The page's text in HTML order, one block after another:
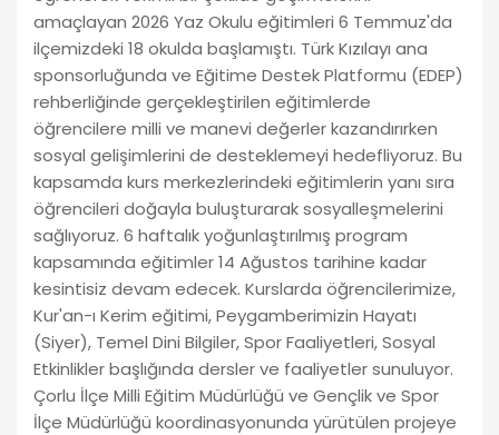
amaçlayan 2026 Yaz Okulu eğitimleri 6 Temmuz'da
ilçemizdeki 18 okulda başlamıştı. Türk Kızılayı ana
sponsorluğunda ve Eğitime Destek Platformu (EDEP)
rehberliğinde gerçekleştirilen eğitimlerde
öğrencilere milli ve manevi değerler kazandırırken
sosyal gelişimlerini de desteklemeyi hedefliyoruz. Bu
kapsamda kurs merkezlerindeki eğitimlerin yanı sıra
öğrencileri doğayla buluşturarak sosyalleşmelerini
sağlıyoruz. 6 haftalık yoğunlaştırılmış program
kapsamında eğitimler 14 Ağustos tarihine kadar
kesintisiz devam edecek. Kurslarda öğrencilerimize,
Kur'an-ı Kerim eğitimi, Peygamberimizin Hayatı
(Siyer), Temel Dini Bilgiler, Spor Faaliyetleri, Sosyal
Etkinlikler başlığında dersler ve faaliyetler sunuluyor.
Çorlu İlçe Milli Eğitim Müdürlüğü ve Gençlik ve Spor
İlçe Müdürlüğü koordinasyonunda yürütülen projeye